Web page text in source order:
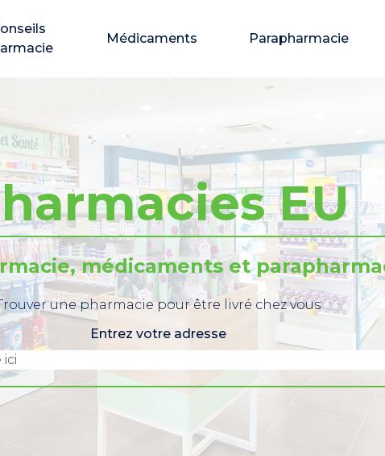
Médicaments Parapharmacie
EU
médicaments et
une pharmacie pour être livré chez vous
Entrez votre adresse